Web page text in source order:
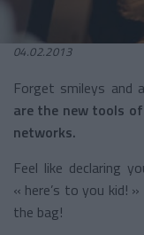
04.02.2013
Forget smileys and
are the new tools
networks.
Feel like declaring
« here’s to you kid!
the bag!